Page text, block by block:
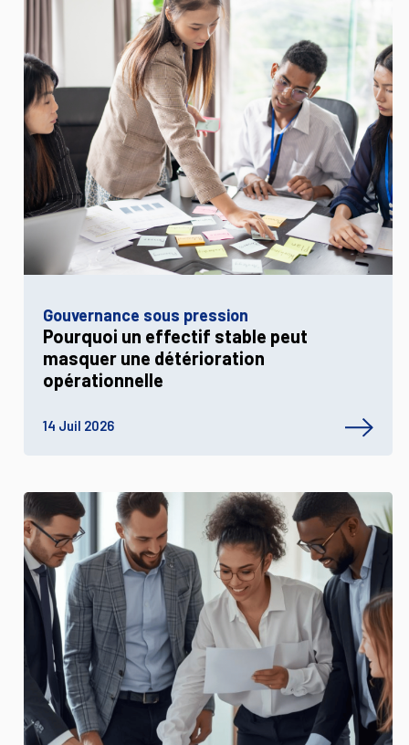
Gouvernance sous pression
Pourquoi un effectif stable peut
masquer une détérioration
opérationnelle
14 Juil 2026